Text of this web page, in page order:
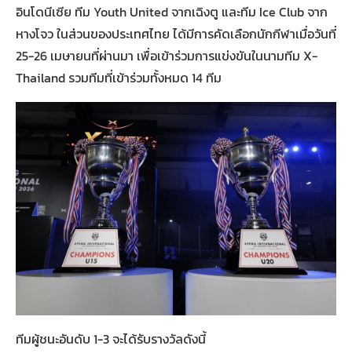
อินโดนีเซีย ทีม Youth United จากเฉิงตู และทีม Ice Club จาก
หางโจว ในส่วนของประเทศไทย ได้มีการคัดเลือกนักกีฬาเมื่อวันที่
25-26 เมษายนที่ผ่านมา เพื่อเข้าร่วมการแข่งขันในนามทีม X-
Thailand รวมทีมที่เข้าร่วมทั้งหมด 14 ทีม
ทีมผู้ชนะอันดับ 1-3 จะได้รับรางวัลดังนี้